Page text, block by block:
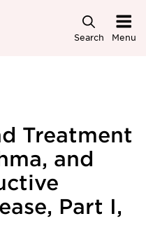
Search Menu
Treatment
and
Part I,